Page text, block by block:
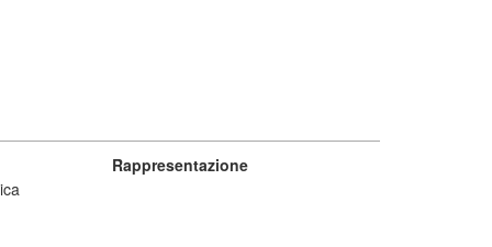
Rappresentazione